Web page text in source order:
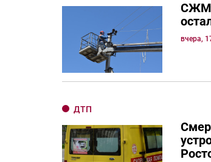
СЖМ
вчера,
ДТП